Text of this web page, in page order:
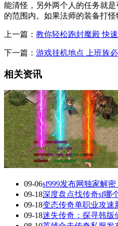
能清怪，另外两个人的任务就
的范围内。如果法师的装备打
上一篇： 教你轻松跑封魔殿 快
下一篇： 游戏挂机地点 上班族
相关资讯
09-06sf999发布网独家解
09-18深度盘点找传奇sf哪
09-18变态传奇单职业攻速
09-18迷失传奇：探寻韩版